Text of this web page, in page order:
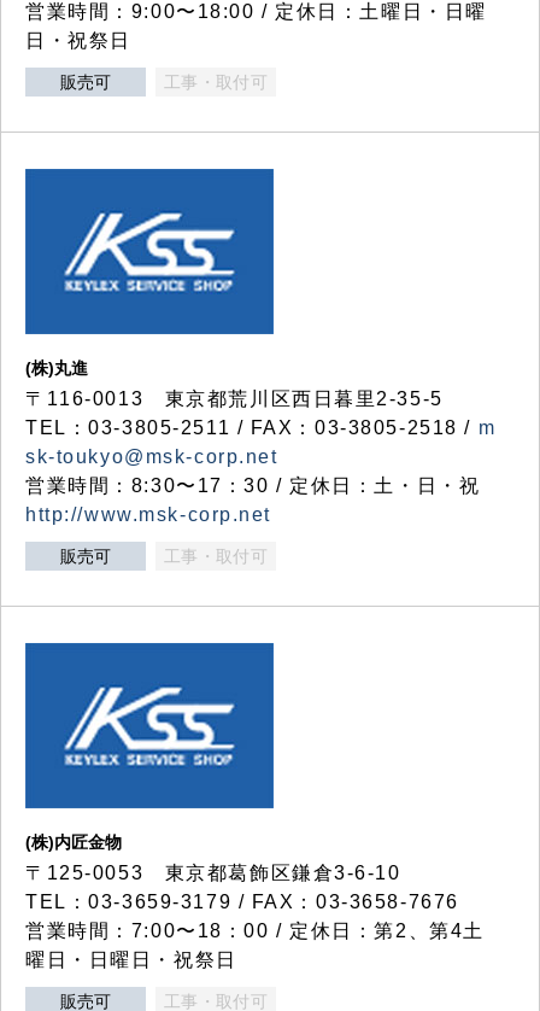
営業時間：9:00〜18:00 / 定休日：土曜日・日曜
日・祝祭日
販売可 工事・取付可
(株)丸進
〒116-0013 東京都荒川区西日暮里2-35-5
TEL：03-3805-2511 / FAX：03-3805-2518 / m
sk-toukyo@msk-corp.net
営業時間：8:30〜17：30 / 定休日：土・日・祝
http://www.msk-corp.net
販売可 工事・取付可
(株)内匠金物
〒125-0053 東京都葛飾区鎌倉3-6-10
TEL：03-3659-3179 / FAX：03-3658-7676
営業時間：7:00〜18：00 / 定休日：第2、第4土
曜日・日曜日・祝祭日
販売可 工事・取付可